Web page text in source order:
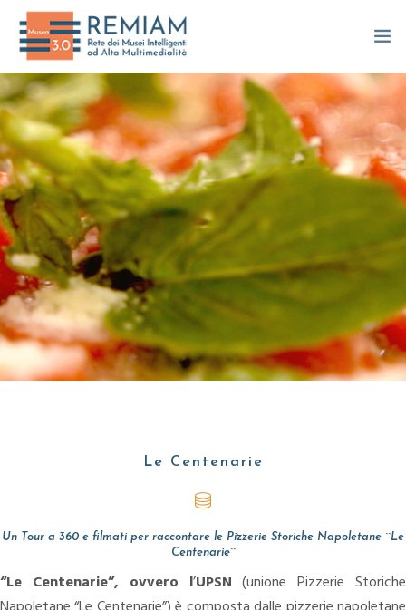
TOUR 360
APP REMIAM
VIDEO INTERATTIVI
DESIDERIO D’ARTE
LE CENTENARIE
LE BOTTEGHE ARTIGIANE
Le Centenarie
Un Tour a 360 e filmati per raccontare le Pizzerie Storiche Napoletane ``Le
Centenarie``
“Le Centenarie”, ovvero l’UPSN(unione Pizzerie Storiche